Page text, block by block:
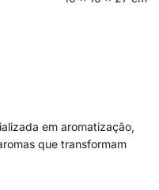
em aromatização,
que transformam